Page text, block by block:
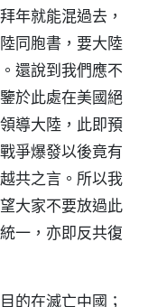
年就能混過去，
同胞書，要大陸
還說到我們應不
於此處在美國絕
導大陸，此即預
爭爆發以後竟有
共之言。所以我
大家不要放過此
一，亦即反共復
的在滅亡中國；